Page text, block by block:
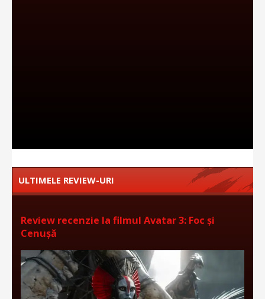
ULTIMELE REVIEW-URI
Review recenzie la filmul Avatar 3: Foc și
Cenușă